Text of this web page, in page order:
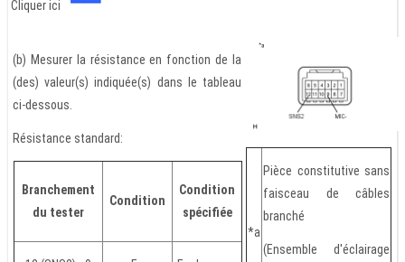
Cliquer ici
(b) Mesurer la résistance en fonction de la
(des) valeur(s) indiquée(s) dans le tableau
ci-dessous.
Résistance standard:
Branchement
du tester
Condition
Condition
spécifiée
*a
Pièce constitutive sans
faisceau de câbles
branché
(Ensemble d'éclairage